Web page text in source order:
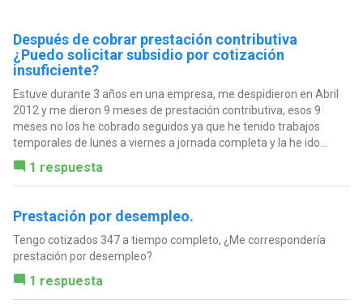
Después de cobrar prestación contributiva
¿Puedo solicitar subsidio por cotización
insuficiente?
Estuve durante 3 años en una empresa, me despidieron en Abril
2012 y me dieron 9 meses de prestación contributiva, esos 9
meses no los he cobrado seguidos ya que he tenido trabajos
temporales de lunes a viernes a jornada completa y la he ido...
1 respuesta
Prestación por desempleo.
Tengo cotizados 347 a tiempo completo, ¿Me correspondería
prestación por desempleo?
1 respuesta